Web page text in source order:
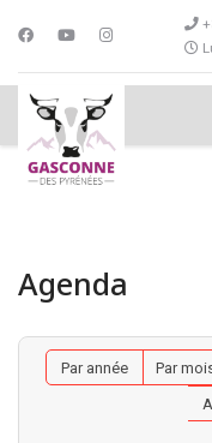
Agenda
Par année Par